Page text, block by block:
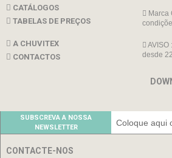
CATÁLOGOS
TABELAS DE PREÇOS
A CHUVITEX
CONTACTOS
Marca
AVISO
desde
SUBSCREVA A NOSSA
NEWSLETTER
CONTACTE-NOS